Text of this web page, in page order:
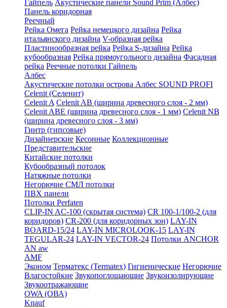
Гайпель Акустические панели Sound Prim (Албес)
Панель коридорная
Реечный
Рейка Омега Рейка немецкого дизайна Рейка
итальянского дизайна V-образная рейка
Пластинообразная рейка Рейка S-дизайна Рейка
кубообразная Рейка прямоугольного дизайна Фасадная
рейка Реечные потолки Гайпель
Албес
Акустические потолки острова Албес SOUND PROFI
Celenit (Селенит)
Celenit A Celenit AB (ширина древесного слоя - 2 мм)
Celenit ABE (ширина древесного слоя - 1 мм) Celenit NB
(ширина древесного слоя - 3 мм)
Гинтр (гипсовые)
Дизайнерские Кесонные Коллекционные
Представительские
Китайские потолки
Кубообразный потолок
Натяжные потолки
Негорючие СМЛ потолки
ПВХ панели
Потолки Perfaten
CLIP-IN AC-100 (скрытая система) CR 100-1/100-2 (для
коридоров) CR-200 (для коридорных зон) LAY-IN
BOARD-15/24 LAY-IN MICROLOOK-15 LAY-IN
TEGULAR-24 LAY-IN VECTOR-24 Потолки ANCHOR
AN aw
AMF
Эконом Терматекс (Termatex) Гигиенические Негорючие
Влагостойкие Звукопоглощающие Звукоизолирующие
Звукоотражающие
OWA (ОВА)
Knauf